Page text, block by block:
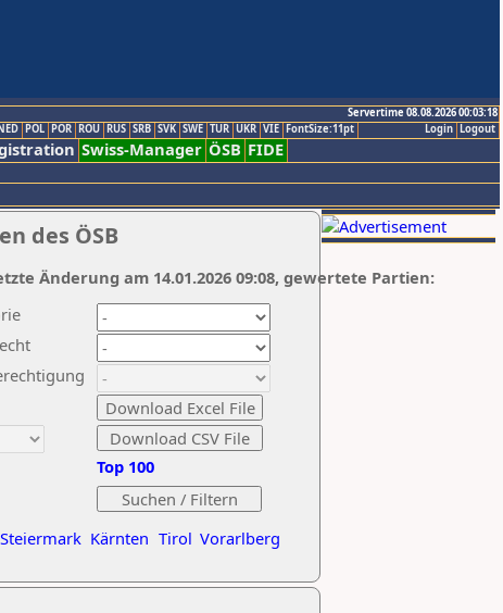
Servertime 08.08.2026 00:03:18
Logout
Login
POL POR ROU RUS SRB SVK SWE TUR UKR VIE FontSize:11pt
Swiss-Manager ÖSB FIDE
des ÖSB
Steiermark Kärnten Tirol Vorarlberg
Top 100
Änderung am 14.01.2026 09:08, gewertete Partien: